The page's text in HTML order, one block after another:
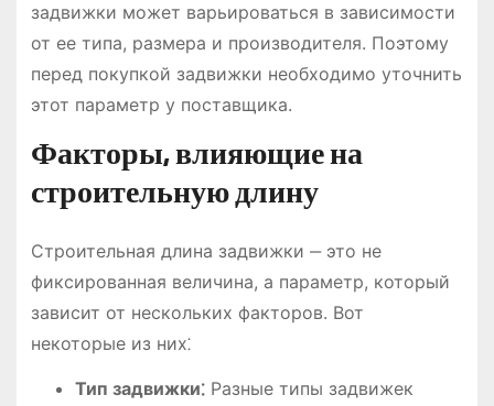
задвижки может варьироваться в зависимости
от ее типа, размера и производителя. Поэтому
перед покупкой задвижки необходимо уточнить
этот параметр у поставщика.
Факторы, влияющие на
строительную длину
Строительная длина задвижки ‒ это не
фиксированная величина, а параметр, который
зависит от нескольких факторов. Вот
некоторые из них⁚
Тип задвижки⁚Разные типы задвижек